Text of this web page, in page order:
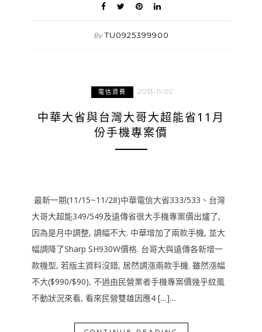
By TU0925399900
電信資費 2013-11-02
中華大省與台灣大哥大超能省11月
份手機專案價
最新一期(11/15~11/28)中華電信大省333/533、台灣
大哥大超能349/549及遠傳省很大手機專案價出爐了,
因為是月中調整, 調幅不大. 中華增加了兩款手機, 並大
幅調降了Sharp SH930W價格. 台哥大與遠傳各新增一
款機型, 若版主資料沒錯, 居然調漲兩款手機. 雖然漲幅
不大($990/$90), 不過由民營業者手機專案價幾乎紋風
不動狀況來看, 看來民營雙雄因應4 […]…